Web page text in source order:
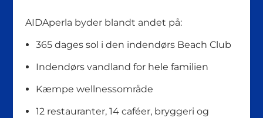
AIDAperla byder blandt andet på:
365 dages sol i den indendørs Beach Club
Indendørs vandland for hele familien
Kæmpe wellnessområde
12 restauranter, 14 caféer, bryggeri og